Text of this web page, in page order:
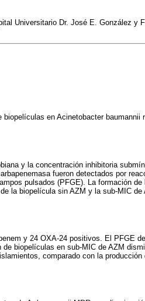
Universitario Dr. José E. González y
en Acinetobacter baumannii
y la concentración inhibitoria
fueron detectados por
pulsados (PFGE). La formación de
la biopelícula sin AZM y la sub-MIC de
y 24 OXA-24 positivos. El PFGE
biopelículas en sub-MIC de AZM
comparado con la producción